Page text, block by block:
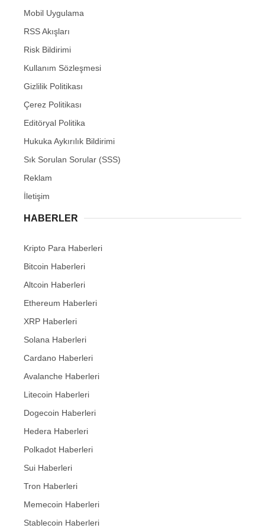
Mobil Uygulama
RSS Akışları
Risk Bildirimi
Kullanım Sözleşmesi
Gizlilik Politikası
Çerez Politikası
Editöryal Politika
Hukuka Aykırılık Bildirimi
Sık Sorulan Sorular (SSS)
Reklam
İletişim
HABERLER
Kripto Para Haberleri
Bitcoin Haberleri
Altcoin Haberleri
Ethereum Haberleri
XRP Haberleri
Solana Haberleri
Cardano Haberleri
Avalanche Haberleri
Litecoin Haberleri
Dogecoin Haberleri
Hedera Haberleri
Polkadot Haberleri
Sui Haberleri
Tron Haberleri
Memecoin Haberleri
Stablecoin Haberleri